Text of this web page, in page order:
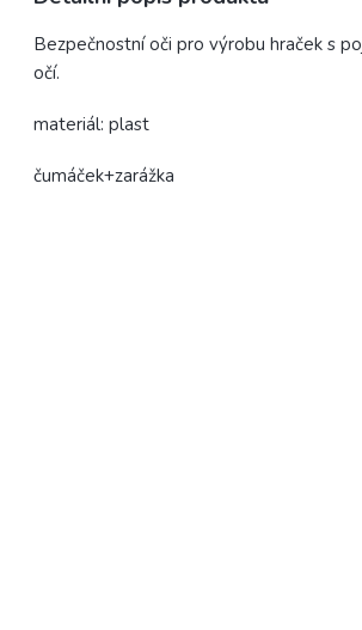
Bezpečnostní oči pro výrobu hraček s
očí.
materiál: plast
čumáček+zarážka